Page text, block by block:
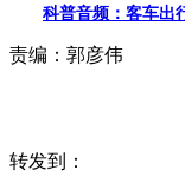
科普音频：客车出
责编： 郭彦伟
转发到：